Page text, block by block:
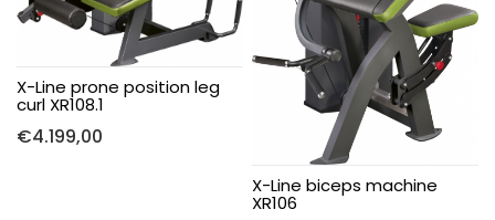
X-Line prone position leg
curl XR108.1
€4.199,00
X-Line biceps machine
XR106